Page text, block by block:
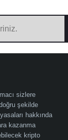
sizlere
şekilde
hakkında
kazanma
kripto